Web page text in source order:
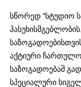
სწორედ “სტუდიო
აქტიური
საზოგადოებამ
სპეციალური